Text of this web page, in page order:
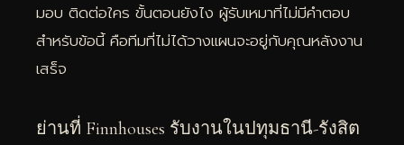
มอบ ติดต่อใคร ขั้นตอนยังไง ผู้รับเหมาที่ไม่มีคำตอบ
สำหรับข้อนี้ คือทีมที่ไม่ได้วางแผนจะอยู่กับคุณหลังงาน
เสร็จ
ย่านที่ Finnhouses รับงานในปทุมธานี-รังสิต